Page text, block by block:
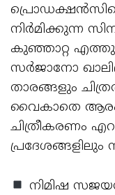
നിര്‍മിക്കുന്ന
കുഞ്ഞാറ്റ
സര്‍ജാനോ
താരങ്ങളും
വൈകാതെ
ചിത്രീകരണം
പ്രദേശങ്ങളിലും
നിമിഷ